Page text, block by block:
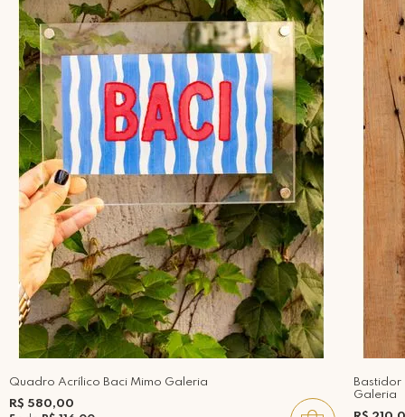
Quadro Acrílico Baci Mimo Galeria
R$ 580,00
Bastidor
Galeria